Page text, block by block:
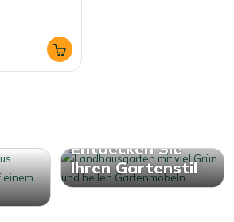
Entdecken Sie
Ihren Gartenstil